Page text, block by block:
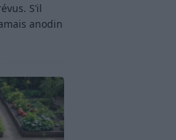
S’il
anodin